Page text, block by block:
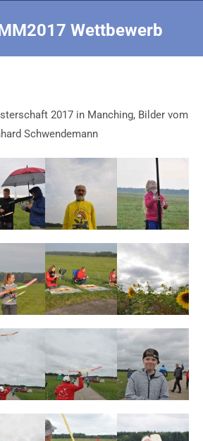
Wettbewerb
2017 in Manching, Bilder vom
Schwendemann